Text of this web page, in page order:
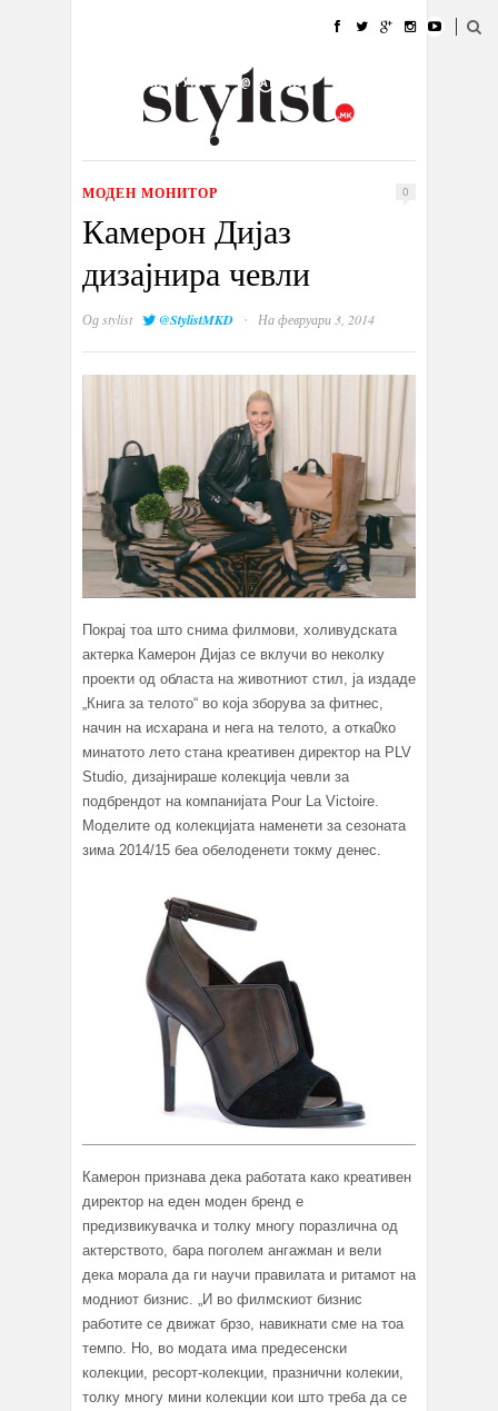
УБАВИНА
КУЛТУРА @РАБОТА
ИЗЛОГ
МОДЕН МОНИТОР 0
Камерон Дијаз
дизајнира чевли
Одstylist @StylistMKD · На февруари 3, 2014
Покрај тоа што снима филмови, холивудската
актерка Камерон Дијаз се вклучи во неколку
проекти од областа на животниот стил, ја издаде
„Книга за телото“ во која зборува за фитнес,
начин на исхарана и нега на телото, а отка0ко
минатото лето стана креативен директор на PLV
Studio, дизајнираше колекција чевли за
подбрендот на компанијата Pour La Victoire.
Моделите од колекцијата наменети за сезоната
зима 2014/15 беа обелоденети токму денес.
Камерон признава дека работата како креативен
директор на еден моден бренд е
предизвикувачка и толку многу поразлична од
актерството, бара поголем ангажман и вели
дека морала да ги научи правилата и ритамот на
модниот бизнис. „И во филмскиот бизнис
работите се движат брзо, навикнати сме на тоа
темпо. Но, во модата има предесенски
колекции, ресорт-колекции, празнични колекии,
толку многу мини колекции кои што треба да се